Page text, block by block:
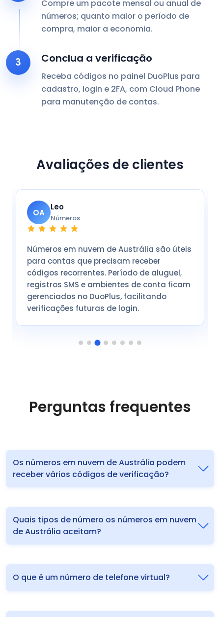
Compre um pacote mensal ou anual de
números; quanto maior o período de
compra, maior a economia.
3 Conclua a verificação
Receba códigos no painel DuoPlus para
cadastro, login e 2FA, com Cloud Phone
para manutenção de contas.
Avaliações de clientes
TM
Nina
Admin
Antes, números, mensagens e ambientes
de conta ficavam em ferramentas
diferentes. Com o DuoPlus, gerenciamos
números de Austrália e ambientes de
cloud phone juntos, economizando tempo
ao verificar códigos e status de contas.
Perguntas frequentes
Os números em nuvem de Austrália podem
receber vários códigos de verificação?
Quais tipos de número os números em nuvem
de Austrália aceitam?
O que é um número de telefone virtual?